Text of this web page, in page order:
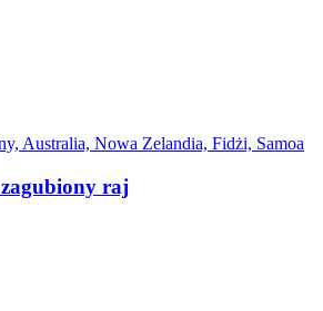
Australia, Nowa Zelandia, Fidżi, Samoa
raj